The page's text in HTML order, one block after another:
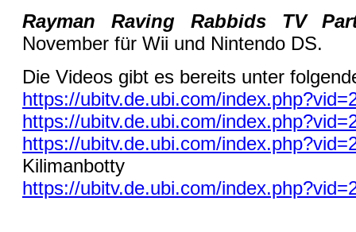
Rayman Raving Rabbids TV
November für Wii und Nintendo DS.
Die Videos gibt es bereits unter
https://ubitv.de.ubi.com/
https://ubitv.de.ubi.com/
https://ubitv.de.ubi.com/
Kilimanbotty
https://ubitv.de.ubi.com/